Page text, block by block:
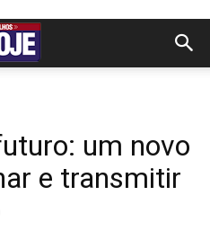
um novo
e transmitir